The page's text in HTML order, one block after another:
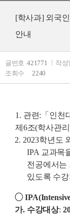
[학사과] 외국
안내
글번호 421771 작성
조회수
2240
1. 관련: 「 인천
제 6조(학사관리
2. 2023학년도
IPA 교과목
전공에서는
있도록 수
◯
가. 수강대상: